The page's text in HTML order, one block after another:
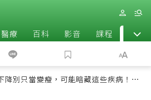
醫療 百科 影音 課程 退休
降別只當變瘦，可能暗藏這些疾病！醫